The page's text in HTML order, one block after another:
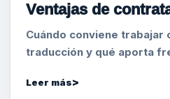
Ventajas de
Cuándo conviene trabajar
traducción y qué aporta
Leer más